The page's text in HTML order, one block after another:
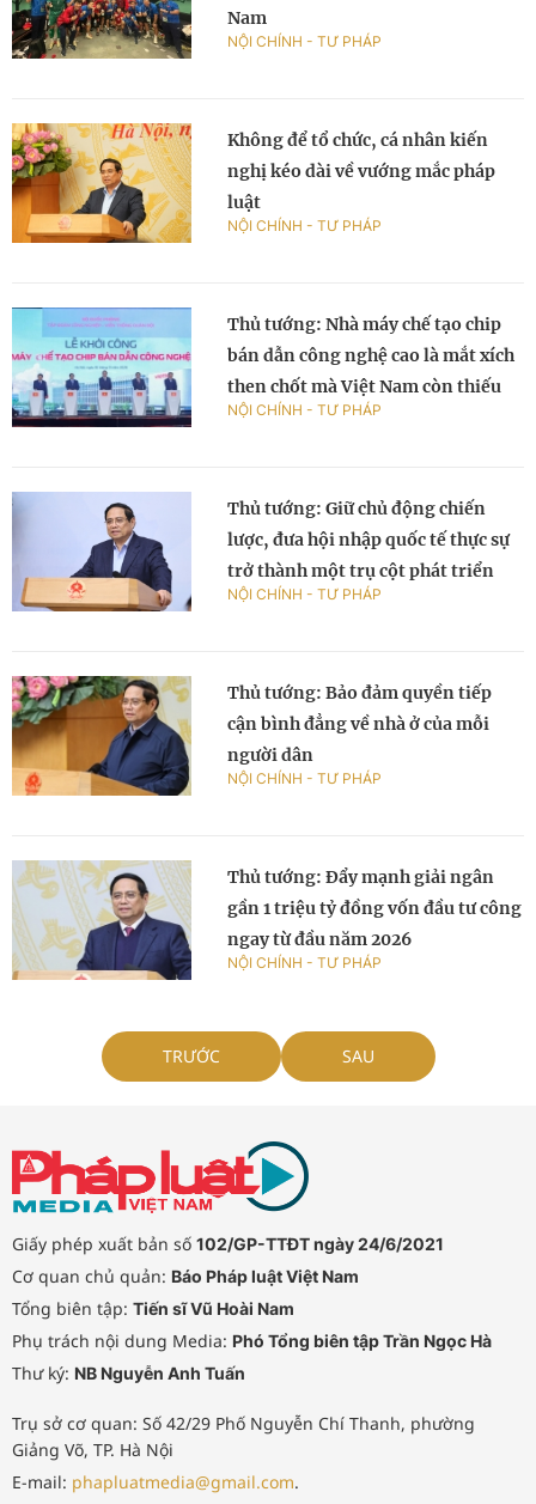
Nam
NỘI CHÍNH - TƯ PHÁP
Không để tổ chức, cá nhân kiến
nghị kéo dài về vướng mắc pháp
luật
NỘI CHÍNH - TƯ PHÁP
Thủ tướng: Nhà máy chế tạo chip
bán dẫn công nghệ cao là mắt xích
then chốt mà Việt Nam còn thiếu
NỘI CHÍNH - TƯ PHÁP
Thủ tướng: Giữ chủ động chiến
lược, đưa hội nhập quốc tế thực sự
trở thành một trụ cột phát triển
NỘI CHÍNH - TƯ PHÁP
Thủ tướng: Bảo đảm quyền tiếp
cận bình đẳng về nhà ở của mỗi
người dân
NỘI CHÍNH - TƯ PHÁP
Thủ tướng: Đẩy mạnh giải ngân
gần 1 triệu tỷ đồng vốn đầu tư công
ngay từ đầu năm 2026
NỘI CHÍNH - TƯ PHÁP
TRƯỚC SAU
Giấy phép xuất bản số 102/GP-TTĐT ngày 24/6/2021
Cơ quan chủ quản: Báo Pháp luật Việt Nam
Tổng biên tập: Tiến sĩ Vũ Hoài Nam
Phụ trách nội dung Media: Phó Tổng biên tập Trần Ngọc Hà
Thư ký: NB Nguyễn Anh Tuấn
Trụ sở cơ quan: Số 42/29 Phố Nguyễn Chí Thanh, phường
Giảng Võ, TP. Hà Nội
E-mail: phapluatmedia@gmail.com.